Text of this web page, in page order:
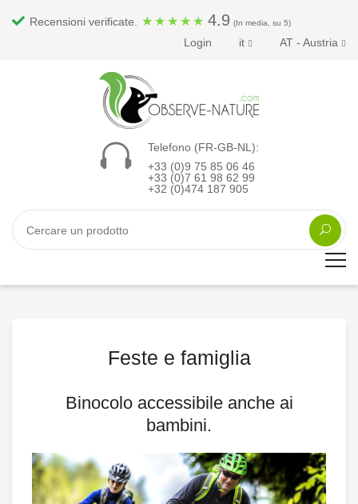
Recensioni verificate. ★ ★ ★ ★ ★ 4.9 (In media, su 5)
Login it AT - Austria
Telefono (FR-GB-NL):
+33 (0)9 75 85 06 46
+33 (0)7 61 98 62 99
+32 (0)474 187 905
Feste e famiglia
Binocolo accessibile anche ai
bambini.